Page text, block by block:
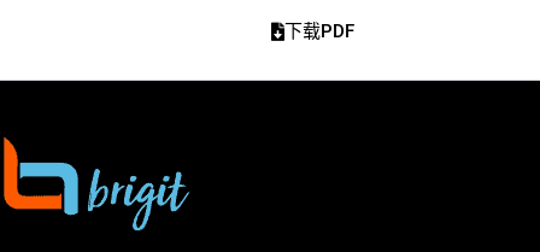
下载PDF